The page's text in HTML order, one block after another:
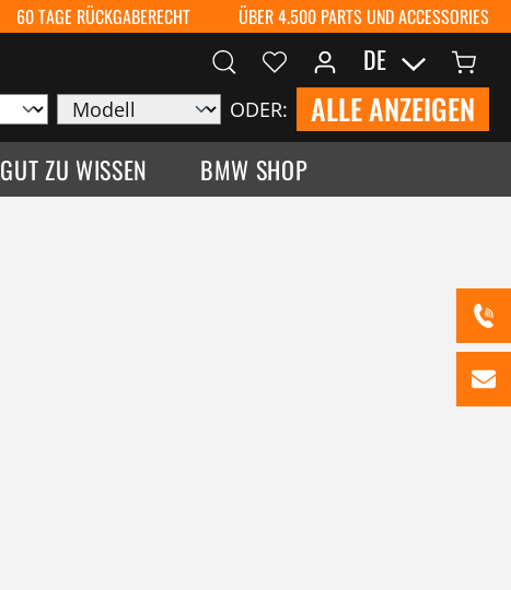
60 TAGE RÜCKGABERECHT ÜBER 4.500 PARTS UND ACCESSORIES
ODER: ALLE ANZEIGEN
DE
GUT ZU WISSEN BMW SHOP